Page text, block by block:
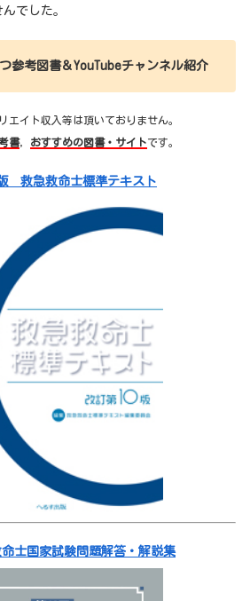
でした。
参考図書＆YouTubeチャンネル紹介
エイト収入等は頂いておりません。
書， おすすめの図書・サイトです。
救急救命士標準テキスト
士国家試験問題解答・解説集